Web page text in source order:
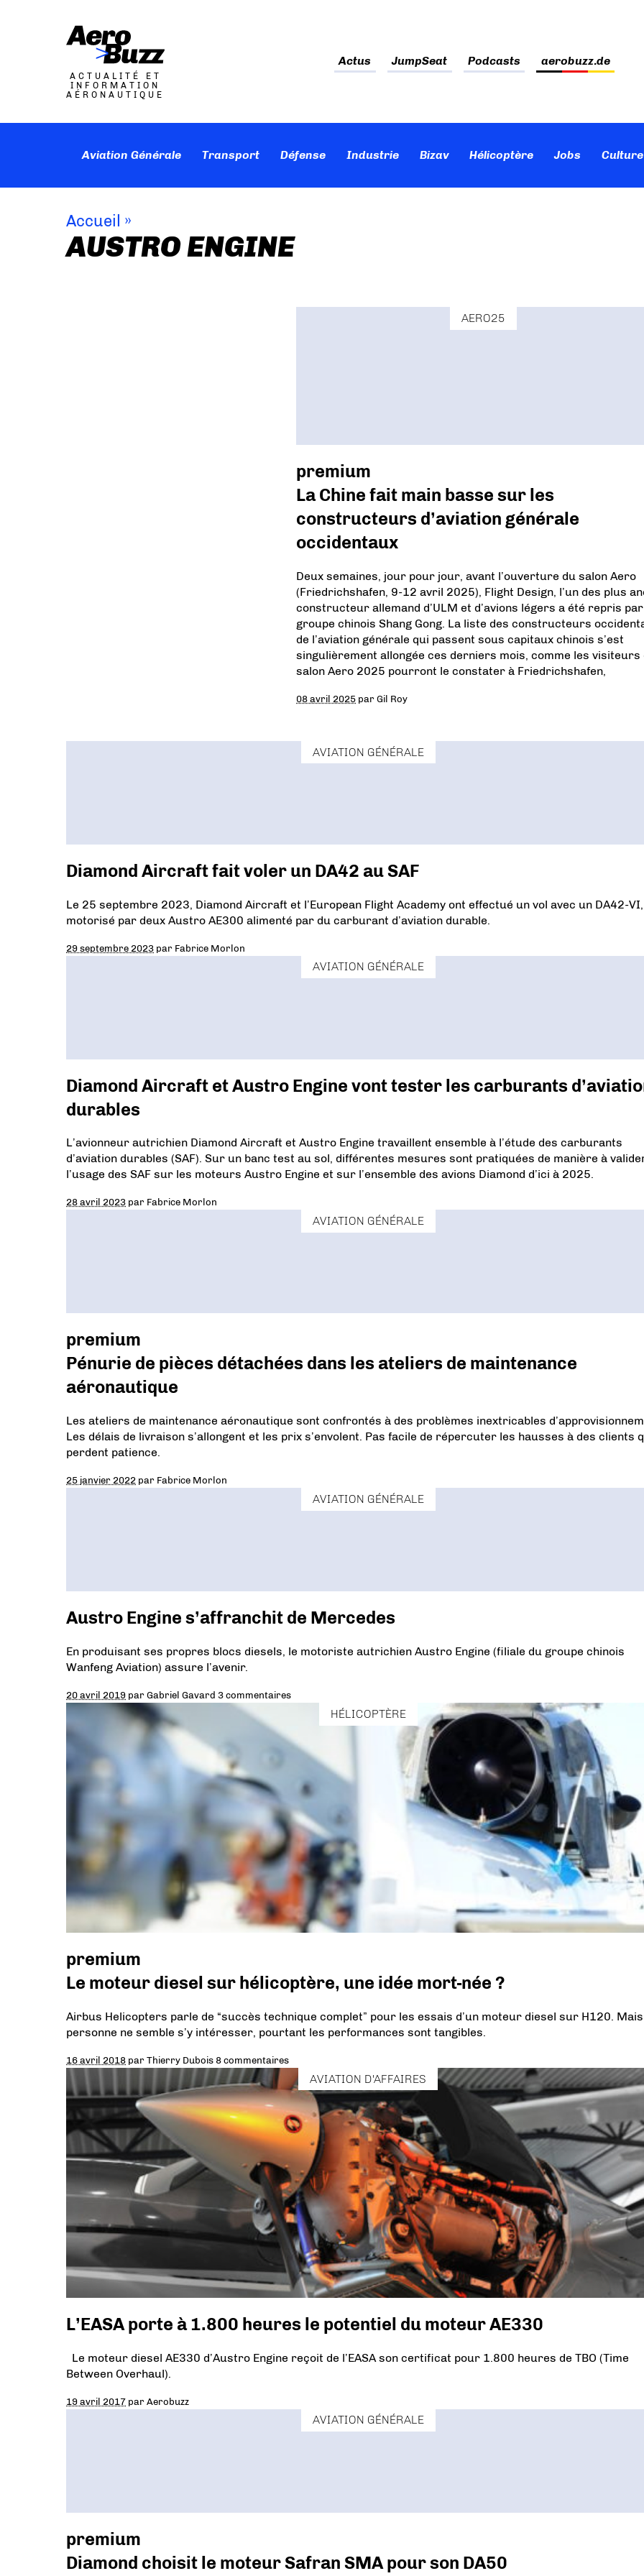
ACTUALITÉ ET
INFORMATION
AÉRONAUTIQUE
Actus JumpSeat Podcasts aerobuzz.de
Aviation Générale Transport Défense Industrie Bizav Hélicoptère Jobs
Accueil »
AUSTRO ENGINE
AERO25
premium
La Chine fait main basse sur les
constructeurs d’aviation générale
occidentaux
Deux semaines, jour pour jour, avant l’ouverture du salon Aero
(Friedrichshafen, 9-12 avril 2025), Flight Design, l’un des plus
constructeur allemand d’ULM et d’avions légers a été repris
groupe chinois Shang Gong. La liste des constructeurs
de l’aviation générale qui passent sous capitaux chinois s’est
singulièrement allongée ces derniers mois, comme les visiteurs
salon Aero 2025 pourront le constater à Friedrichshafen,
08 avril 2025 parGil Roy
AVIATION GÉNÉRALE
Diamond Aircraft fait voler un DA42 au SAF
Le 25 septembre 2023, Diamond Aircraft et l’European Flight Academy ont effectué un vol avec un DA42-VI,
motorisé par deux Austro AE300 alimenté par du carburant d’aviation durable.
29 septembre 2023 par Fabrice Morlon
AVIATION GÉNÉRALE
Diamond Aircraft et Austro Engine vont tester les carburants
durables
L’avionneur autrichien Diamond Aircraft et Austro Engine travaillent ensemble à l’étude des carburants
d’aviation durables (SAF). Sur un banc test au sol, différentes mesures sont pratiquées de manière à
l’usage des SAF sur les moteurs Austro Engine et sur l’ensemble des avions Diamond d’ici à 2025.
28 avril 2023 par Fabrice Morlon
AVIATION GÉNÉRALE
premium
Pénurie de pièces détachées dans les ateliers de maintenance
aéronautique
Les ateliers de maintenance aéronautique sont confrontés à des problèmes inextricables
Les délais de livraison s’allongent et les prix s’envolent. Pas facile de répercuter les hausses à des clients
perdent patience.
25 janvier 2022 par Fabrice Morlon
AVIATION GÉNÉRALE
Austro Engine s’affranchit de Mercedes
En produisant ses propres blocs diesels, le motoriste autrichien Austro Engine (filiale du groupe chinois
Wanfeng Aviation) assure l’avenir.
20 avril 2019 parGabriel Gavard 3 commentaires
HÉLICOPTÈRE
premium
Le moteur diesel sur hélicoptère, une idée mort-née ?
Airbus Helicopters parle de “succès technique complet” pour les essais d’un moteur diesel sur H120. Mais
personne ne semble s’y intéresser, pourtant les performances sont tangibles.
16 avril 2018 parThierry Dubois 8 commentaires
AVIATION D'AFFAIRES
L’EASA porte à 1.800 heures le potentiel du moteur AE330
Le moteur diesel AE330 d’Austro Engine reçoit de l’EASA son certificat pour 1.800 heures de TBO (Time
Between Overhaul).
19 avril 2017 parAerobuzz
AVIATION GÉNÉRALE
premium
Diamond choisit le moteur Safran SMA pour son DA50